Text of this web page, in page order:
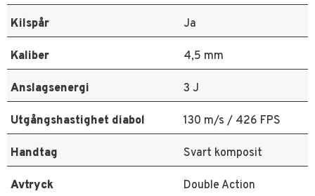
Kilspår Ja
Kaliber 4,5 mm
Anslagsenergi 3 J
Utgångshastighet diabol 130 m/s / 426 FPS
Handtag Svart komposit
Avtryck Double Action